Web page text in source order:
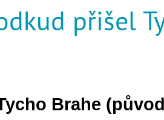
přišel
Brahe